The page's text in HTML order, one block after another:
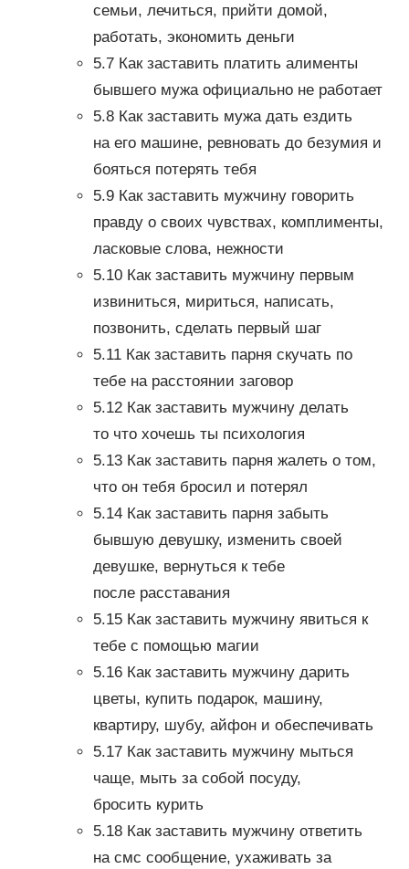
семьи, лечиться, прийти домой,
работать, экономить деньги
5.7 Как заставить платить алименты
бывшего мужа официально не работает
5.8 Как заставить мужа дать ездить
на его машине, ревновать до безумия и
бояться потерять тебя
5.9 Как заставить мужчину говорить
правду о своих чувствах, комплименты,
ласковые слова, нежности
5.10 Как заставить мужчину первым
извиниться, мириться, написать,
позвонить, сделать первый шаг
5.11 Как заставить парня скучать по
тебе на расстоянии заговор
5.12 Как заставить мужчину делать
то что хочешь ты психология
5.13 Как заставить парня жалеть о том,
что он тебя бросил и потерял
5.14 Как заставить парня забыть
бывшую девушку, изменить своей
девушке, вернуться к тебе
после расставания
5.15 Как заставить мужчину явиться к
тебе с помощью магии
5.16 Как заставить мужчину дарить
цветы, купить подарок, машину,
квартиру, шубу, айфон и обеспечивать
5.17 Как заставить мужчину мыться
чаще, мыть за собой посуду,
бросить курить
5.18 Как заставить мужчину ответить
на смс сообщение, ухаживать за